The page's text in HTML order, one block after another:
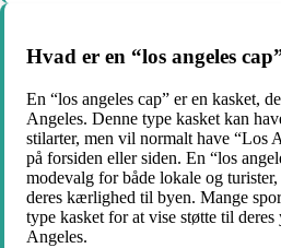
Hvad er en “los angeles
En “los angeles cap” er en kasket,
Angeles. Denne type kasket kan
stilarter, men vil normalt have “Los
på forsiden eller siden. En “los
modevalg for både lokale og
deres kærlighed til byen. Mange
type kasket for at vise støtte til
Angeles.